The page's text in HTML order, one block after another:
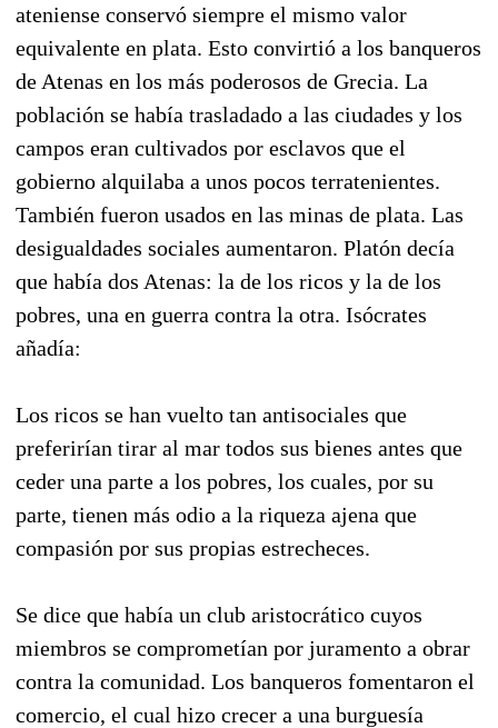
ateniense conservó siempre el mismo valor
equivalente en plata. Esto convirtió a los banqueros
de Atenas en los más poderosos de Grecia. La
población se había trasladado a las ciudades y los
campos eran cultivados por esclavos que el
gobierno alquilaba a unos pocos terratenientes.
También fueron usados en las minas de plata. Las
desigualdades sociales aumentaron. Platón decía
que había dos Atenas: la de los ricos y la de los
pobres, una en guerra contra la otra. Isócrates
añadía:
Los ricos se han vuelto tan antisociales que
preferirían tirar al mar todos sus bienes antes que
ceder una parte a los pobres, los cuales, por su
parte, tienen más odio a la riqueza ajena que
compasión por sus propias estrecheces.
Se dice que había un club aristocrático cuyos
miembros se comprometían por juramento a obrar
contra la comunidad. Los banqueros fomentaron el
comercio, el cual hizo crecer a una burguesía